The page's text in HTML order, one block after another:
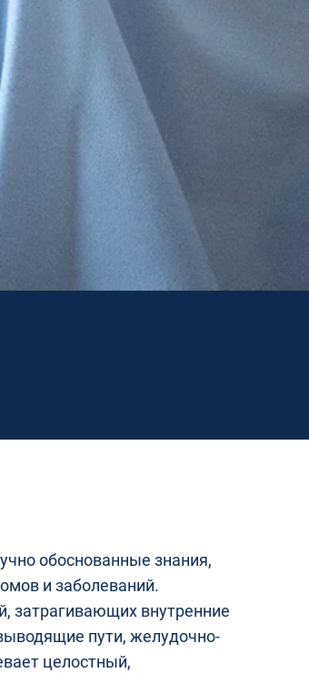
обоснованные знания,
и заболеваний.
затрагивающих внутренние
пути, желудочно-
целостный,